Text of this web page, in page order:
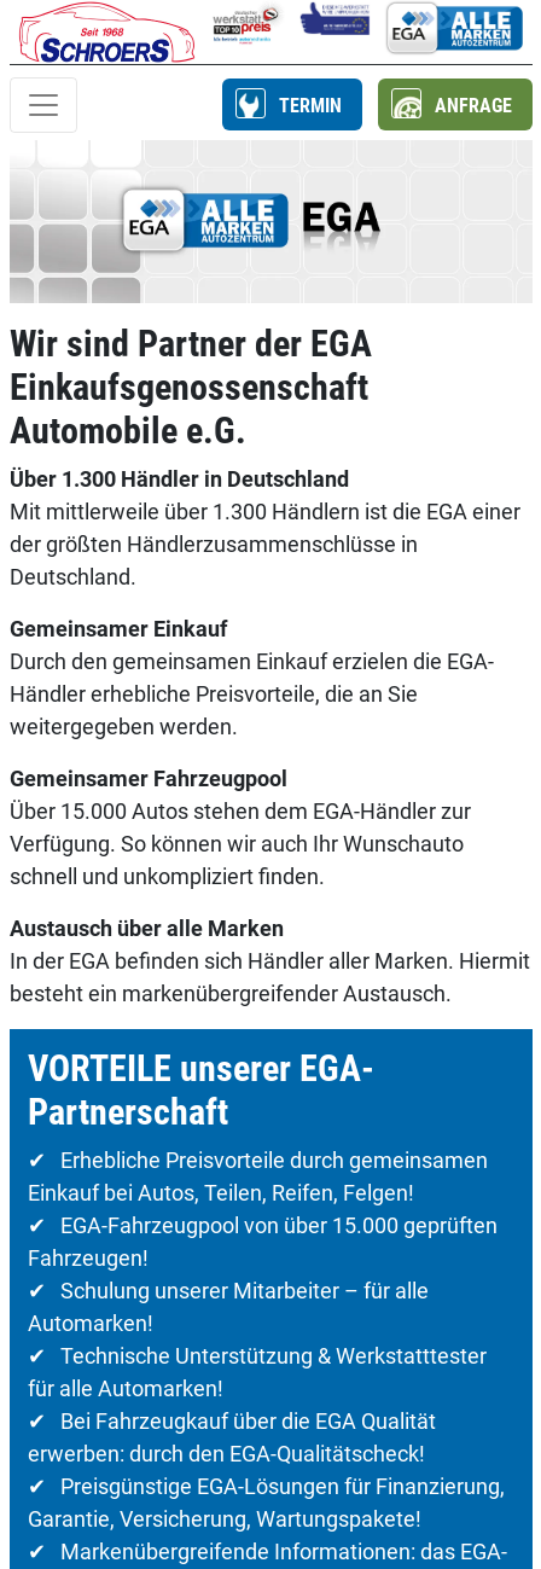
TERMIN ANFRAGE
Wir sind Partner der EGA
Einkaufsgenossenschaft
Automobile e.G.
Über 1.300 Händler in Deutschland
Mit mittlerweile über 1.300 Händlern ist die EGA einer
der größten Händlerzusammenschlüsse in
Deutschland.
Gemeinsamer Einkauf
Durch den gemeinsamen Einkauf erzielen die EGA-
Händler erhebliche Preisvorteile, die an Sie
weitergegeben werden.
Gemeinsamer Fahrzeugpool
Über 15.000 Autos stehen dem EGA-Händler zur
Verfügung. So können wir auch Ihr Wunschauto
schnell und unkompliziert finden.
Austausch über alle Marken
In der EGA befinden sich Händler aller Marken. Hiermit
besteht ein markenübergreifender Austausch.
VORTEILE unserer EGA-
Partnerschaft
✔ Erhebliche Preisvorteile durch gemeinsamen
Einkauf bei Autos, Teilen, Reifen, Felgen!
✔ EGA-Fahrzeugpool von über 15.000 geprüften
Fahrzeugen!
✔ Schulung unserer Mitarbeiter – für alle
Automarken!
✔ Technische Unterstützung & Werkstatttester
für alle Automarken!
✔ Bei Fahrzeugkauf über die EGA Qualität
erwerben: durch den EGA-Qualitätscheck!
✔ Preisgünstige EGA-Lösungen für Finanzierung,
Garantie, Versicherung, Wartungspakete!
✔ Markenübergreifende Informationen: das EGA-